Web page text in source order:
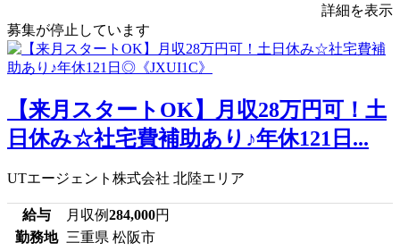
詳細を表示
募集が停止しています
【来月スタートOK】月収28万円可！土
日休み☆社宅費補助あり♪年休121日...
UTエージェント株式会社 北陸エリア
給与 月収例284,000円
勤務地 三重県 松阪市